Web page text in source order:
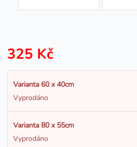
325 Kč
Varianta 60 x 40cm
Vyprodáno
Varianta 80 x 55cm
Vyprodáno